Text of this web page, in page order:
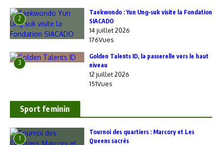
2
Taekwondo : Yun Ung-suk visite la Fondation
SIACADO
14 juillet 2026
176Vues
3
Golden Talents ID, la passerelle vers le haut
niveau
12 juillet 2026
151Vues
Sport feminin
1
‎Tournoi des quartiers : Marcory et Les
Queens sacrés